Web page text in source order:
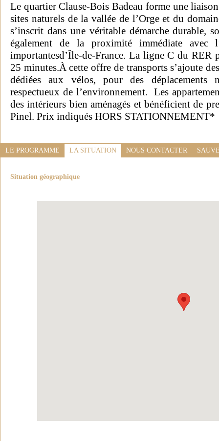
Le quartier Clause-Bois Badeau forme une
sites naturels de la vallée de l’Orge et du
s’inscrit dans une véritable démarche durable,
également de la proximité immédiate avec
importantesd’Île-de-France. La ligne C du RER
25 minutes.À cette offre de transports s’ajoute
dédiées aux vélos, pour des déplacements
respectueux de l’environnement. Les
des intérieurs bien aménagés et bénéficient de
Pinel. Prix indiqués HORS STATIONNEMENT*
LE PROGRAMME LA SITUATION NOUS CONTACTER
Situation géographique